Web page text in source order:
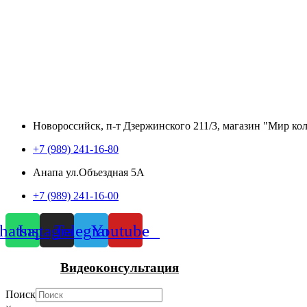
Новороссийск, п-т Дзержинского 211/3, магазин "Мир
+7 (989) 241-16-80
Анапа ул.Объездная 5А
+7 (989) 241-16-00
InstagramTelegramYoutube
Видеоконсультация
Поиск